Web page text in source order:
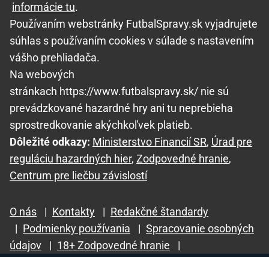
informácie tu.
Používaním webstránky FutbalSpravy.sk vyjadrujete
súhlas s používaním cookies v súlade s nastavením
vášho prehliadača.
Na webových
stránkach https://www.futbalspravy.sk/ nie sú
prevádzkované hazardné hry ani tu neprebieha
sprostredkovanie akýchkoľvek platieb.
Dôležité odkazy: Ministerstvo Financií SR, Úrad pre
reguláciu hazardných hier, Zodpovedné hranie,
Centrum pre liečbu závislostí
O nás | Kontakty | Redakčné štandardy
| Podmienky používania | Spracovanie osobných
údajov
| 18+ Zodpovedné hranie
|